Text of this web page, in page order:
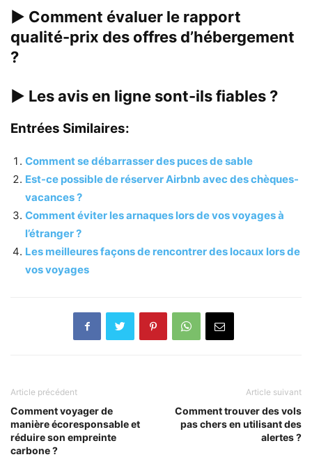
▶ Comment évaluer le rapport
qualité-prix des offres d’hébergement
?
▶ Les avis en ligne sont-ils fiables ?
Entrées Similaires:
Comment se débarrasser des puces de sable
Est-ce possible de réserver Airbnb avec des chèques-
vacances ?
Comment éviter les arnaques lors de vos voyages à
l’étranger ?
Les meilleures façons de rencontrer des locaux lors de
vos voyages
Article précédent
Comment voyager de
manière écoresponsable et
réduire son empreinte
carbone ?
Article suivant
Comment trouver des vols
pas chers en utilisant des
alertes ?